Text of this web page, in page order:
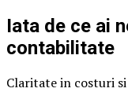
Iata de ce ai
contabilitate
Claritate in costuri